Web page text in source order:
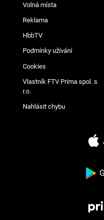
Volná místa
Reklama
HbbTV
Podmínky užívání
Cookies
Vlastník FTV Prima spol. s
r.o.
Nahlásit chybu